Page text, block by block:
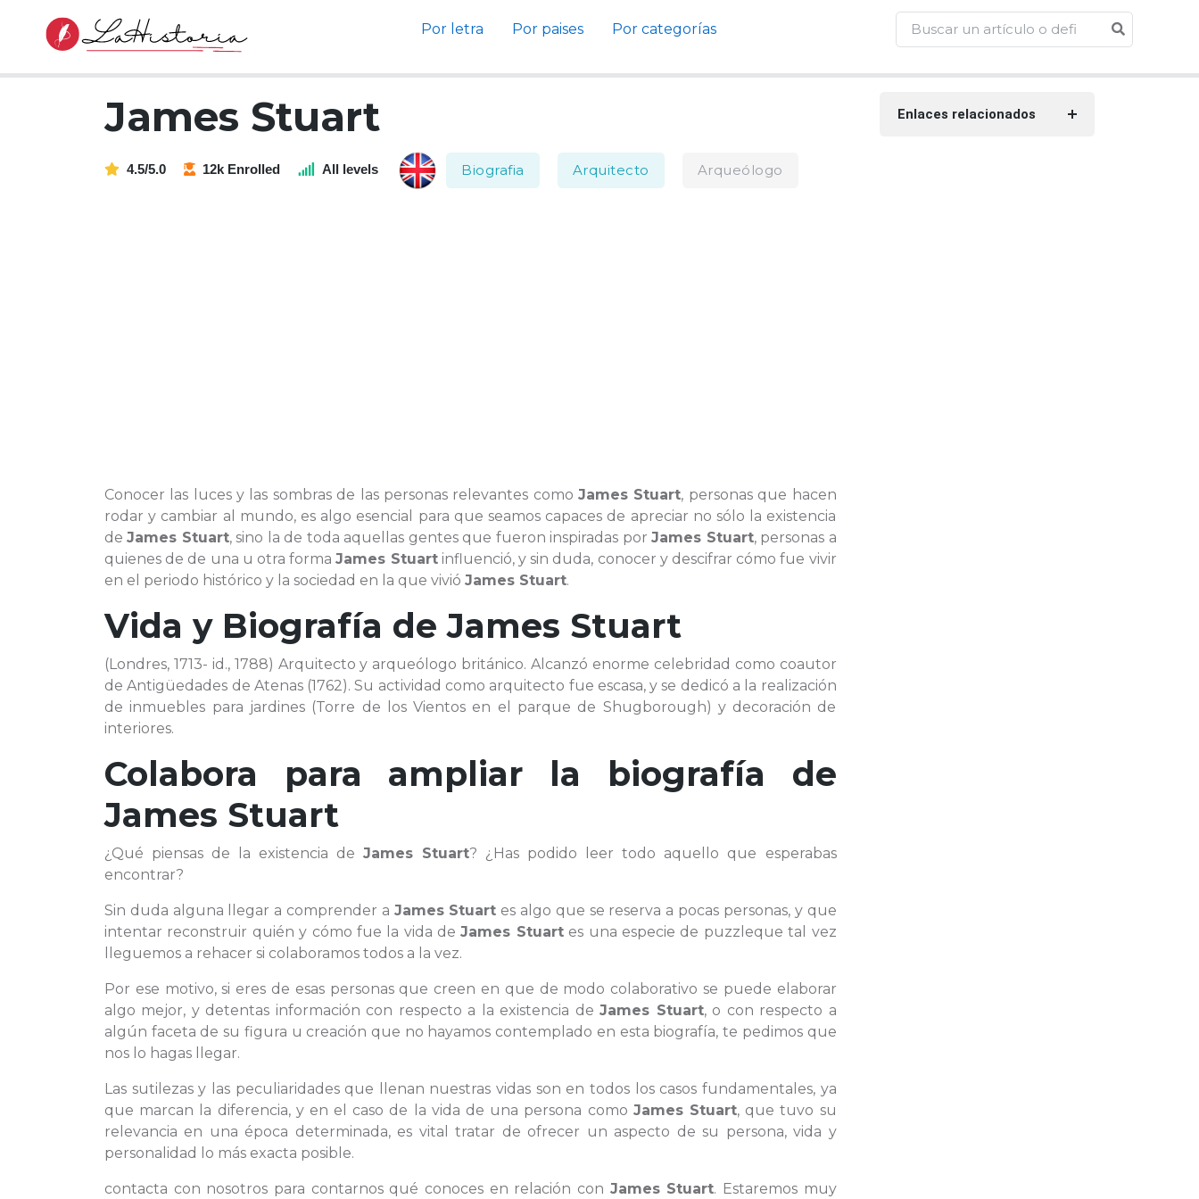
Por letra Por paises Por categorías
James Stuart
4.5/5.0 12k Enrolled All levels Biografia Arquitecto Arqueólogo
Conocer las luces y las sombras de las personas relevantes comoJames Stuart, personas que hacen
rodar y cambiar al mundo, es algo esencial para que seamos capaces de apreciar no sólo la existencia
deJames Stuart, sino la de toda aquellas gentes que fueron inspiradas porJames Stuart, personas a
quienes de de una u otra formaJames Stuartinfluenció, y sin duda, conocer y descifrar cómo fue vivir
en el periodo histórico y la sociedad en la que vivió James Stuart.
Vida y Biografía deJames Stuart
(Londres, 1713- id., 1788) Arquitecto y arqueólogo británico. Alcanzó enorme celebridad como coautor
de Antigüedades de Atenas (1762). Su actividad como arquitecto fue escasa, y se dedicó a la realización
de inmuebles para jardines (Torre de los Vientos en el parque de Shugborough) y decoración de
interiores.
Colabora para ampliar la biografía de
James Stuart
¿Qué piensas de la existencia deJames Stuart? ¿Has podido leer todo aquello que esperabas
encontrar?
Sin duda alguna llegar a comprender a James Stuart es algo que se reserva a pocas personas, y que
intentar reconstruir quién y cómo fue la vida deJames Stuartes una especie de puzzleque tal vez
lleguemos a rehacer si colaboramos todos a la vez.
Por ese motivo, si eres de esas personas que creen en que de modo colaborativo se puede elaborar
algo mejor, y detentas información con respecto a la existencia deJames Stuart, o con respecto a
algún faceta de su figura u creación que no hayamos contemplado en esta biografía, te pedimos que
nos lo hagas llegar.
Las sutilezas y las peculiaridades que llenan nuestras vidas son en todos los casos fundamentales, ya
que marcan la diferencia, y en el caso de la vida de una persona como James Stuart, que tuvo su
relevancia en una época determinada, es vital tratar de ofrecer un aspecto de su persona, vida y
personalidad lo más exacta posible.
contacta con nosotros para contarnos qué conoces en relación con James Stuart. Estaremos muy
Enlaces relacionados